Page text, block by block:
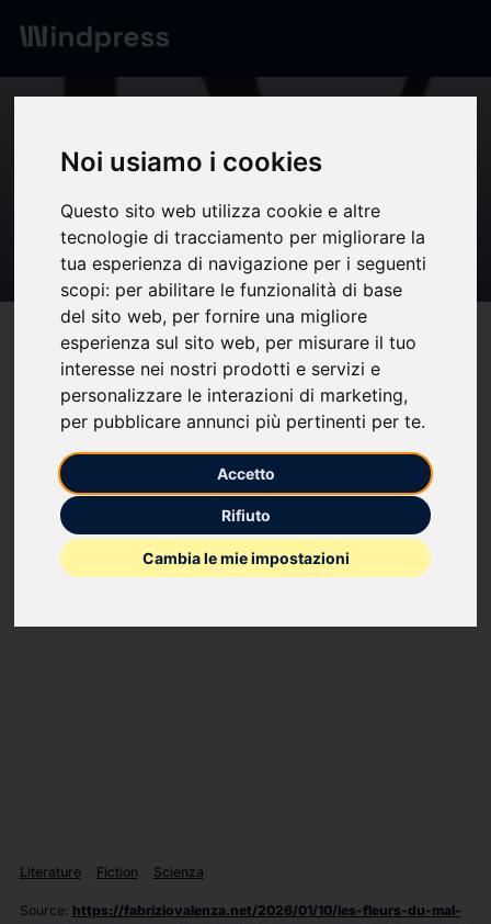
Noi usiamo i cookies
Questo sito web utilizza cookie e altre
tecnologie di tracciamento per migliorare la
tua esperienza di navigazione per i seguenti
scopi: per abilitare le funzionalità di base
del sito web, per fornire una migliore
esperienza sul sito web, per misurare il tuo
interesse nei nostri prodotti e servizi e
personalizzare le interazioni di marketing,
per pubblicare annunci più pertinenti per te.
Accetto
Rifiuto
Cambia le mie impostazioni
“C’era una volta l’incubo”, la
nuova raccolta di racconti.
Compatibility help
(0)bookmark_borderupload Share
Published by
Fabrizio Valenza
Autore di romanzi e di filosofia, tutto è adatto a esprimere
l’animo umano.
Literature Fiction Scienza
Source: https://fabriziovalenza.net/2026/01/10/les-fleurs-du-mal-